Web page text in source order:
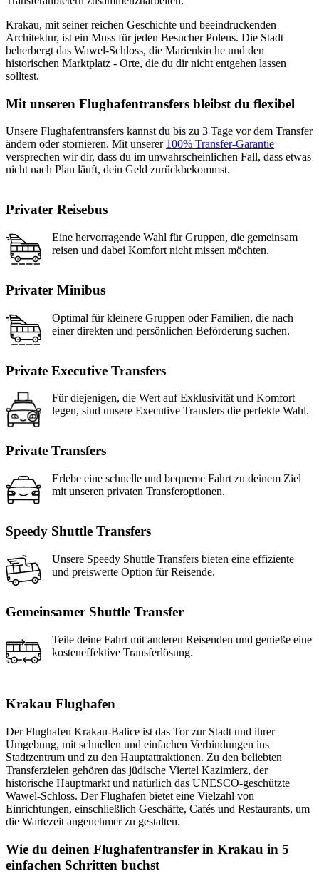
Krakau, mit seiner reichen Geschichte und beeindruckenden
Architektur, ist ein Muss für jeden Besucher Polens. Die Stadt
beherbergt das Wawel-Schloss, die Marienkirche und den
historischen Marktplatz - Orte, die du dir nicht entgehen lassen
solltest.
Mit unseren Flughafentransfers bleibst du flexibel
Unsere Flughafentransfers kannst du bis zu 3 Tage vor dem Transfer
ändern oder stornieren. Mit unserer 100% Transfer-Garantie
versprechen wir dir, dass du im unwahrscheinlichen Fall, dass etwas
nicht nach Plan läuft, dein Geld zurückbekommst.
Privater Reisebus
Eine hervorragende Wahl für Gruppen, die gemeinsam
reisen und dabei Komfort nicht missen möchten.
Privater Minibus
Optimal für kleinere Gruppen oder Familien, die nach
einer direkten und persönlichen Beförderung suchen.
Private Executive Transfers
Für diejenigen, die Wert auf Exklusivität und Komfort
legen, sind unsere Executive Transfers die perfekte Wahl.
Private Transfers
Erlebe eine schnelle und bequeme Fahrt zu deinem Ziel
mit unseren privaten Transferoptionen.
Speedy Shuttle Transfers
Unsere Speedy Shuttle Transfers bieten eine effiziente
und preiswerte Option für Reisende.
Gemeinsamer Shuttle Transfer
Teile deine Fahrt mit anderen Reisenden und genieße eine
kosteneffektive Transferlösung.
Krakau Flughafen
Der Flughafen Krakau-Balice ist das Tor zur Stadt und ihrer
Umgebung, mit schnellen und einfachen Verbindungen ins
Stadtzentrum und zu den Hauptattraktionen. Zu den beliebten
Transferzielen gehören das jüdische Viertel Kazimierz, der
historische Hauptmarkt und natürlich das UNESCO-geschützte
Wawel-Schloss. Der Flughafen bietet eine Vielzahl von
Einrichtungen, einschließlich Geschäfte, Cafés und Restaurants, um
die Wartezeit angenehmer zu gestalten.
Wie du deinen Flughafentransfer in Krakau in 5
einfachen Schritten buchst